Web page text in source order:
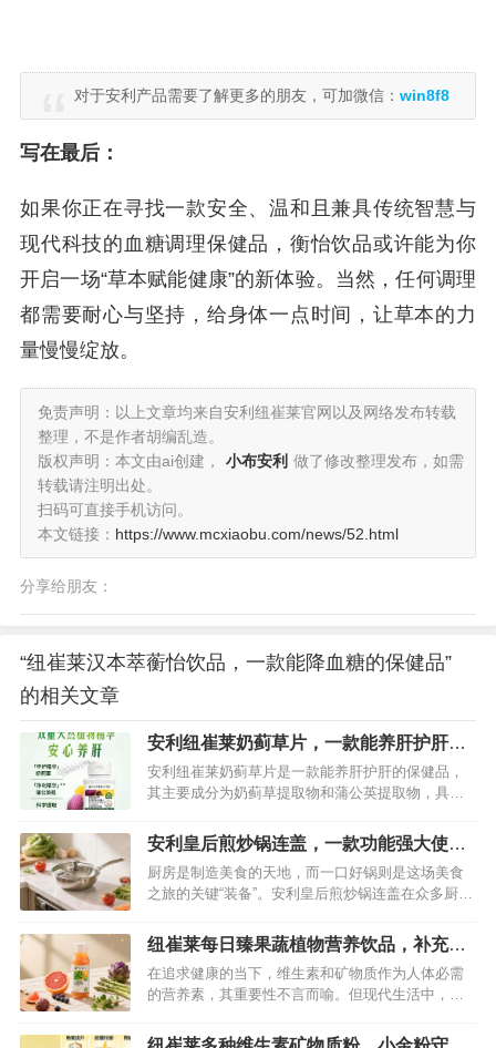
对于安利产品需要了解更多的朋友，可加微信： win8f8
写在最后：
如果你正在寻找一款安全、温和且兼具传统智慧与
现代科技的血糖调理保健品，衡怡饮品或许能为你
开启一场“草本赋能健康”的新体验。当然，任何调理
都需要耐心与坚持，给身体一点时间，让草本的力
量慢慢绽放。
免责声明：以上文章均来自安利纽崔莱官网以及网络发布转载
整理，不是作者胡编乱造。
版权声明：本文由ai创建，
小布安利 做了修改整理发布，如需
转载请注明出处。
扫码可直接手机访问。
本文链接： https://www.mcxiaobu.com/news/52.html
分享给朋友：
“纽崔莱汉本萃蘅怡饮品，一款能降血糖的保健品”
的相关文章
安利纽崔莱奶蓟草片，一款能养肝护肝的
保健品
安利纽崔莱奶蓟草片是一款能养肝护肝的保健品，
其主要成分为奶蓟草提取物和蒲公英提取物，具有
吃两次，一次一片即可。平常肝脏不好或者经常喝
酒抽烟的朋友，可以选择这种奶蓟草片来吃哦，可
以及早保护你的肝脏。…
安利皇后煎炒锅连盖，一款功能强大使用
广泛的炒锅
厨房是制造美食的天地，而一口好锅则是这场美食
之旅的关键“装备”。安利皇后煎炒锅连盖在众多厨房
能、材质、使用体验等多个维度，为大家详细剖
析。…
纽崔莱每日臻果蔬植物营养饮品，补充维
生素矿物质保健品
在追求健康的当下，维生素和矿物质作为人体必需
的营养素，其重要性不言而喻。但现代生活中，饮
养缺口。纽崔莱每日臻果蔬植物营养饮品，以天然